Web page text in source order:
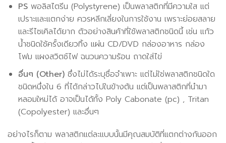
PSพอลิสไตรีน (Polystyrene) เป็นพลาสติกที่มีความใส แต่
เปราะและแตกง่าย ควรหลีกเลี่ยงในการใช้งาน เพราะย่อยสลาย
และรีไซเคิลได้ยาก ตัวอย่างสินค้าที่ใช้พลาสติกชนิดนี้ เช่น แก้ว
น้ำชนิดใช้ครั้งเดียวทิ้ง แผ่น CD/DVD กล่องอาหาร กล่อง
โฟม แผงสวิตช์ไฟ ฉนวนความร้อน ถาดใส่ไข่
อื่นๆ (Other)ซึ่งไม่ได้ระบุชื่อจำเพาะ แต่ไม่ใช่พลาสติกชนิดใด
ชนิดหนึ่งใน 6 ที่ได้กล่าวไปในข้างต้น แต่เป็นพลาสติกที่นำมา
หลอมใหม่ได้ อาจเป็นได้ทั้ง Poly Cabonate (pc) , Tritan
(Copolyester) และอื่นๆ
อย่างไรก็ตาม พลาสติกแต่ละแบบนั้นมีคุณสมบัติที่แตกต่างกันออก